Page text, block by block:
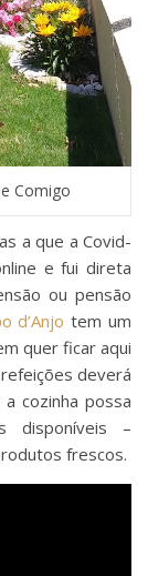
Comigo
a que a Covid-
e fui direta
ou pensão
d’Anjo tem um
quer ficar aqui
deverá
cozinha possa
disponíveis –
frescos.